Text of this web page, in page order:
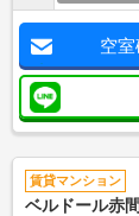
空
賃貸マンション
ベルドール赤間